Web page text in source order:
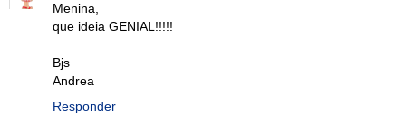
Menina,
que ideia GENIAL!!!!!
Bjs
Andrea
Responder